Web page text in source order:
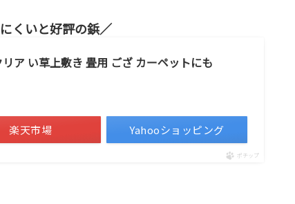
くいと好評の鋲
ア い草上敷き 畳用 ござ カーペットにも
楽天市場 Yahooショッピング
ポチップ